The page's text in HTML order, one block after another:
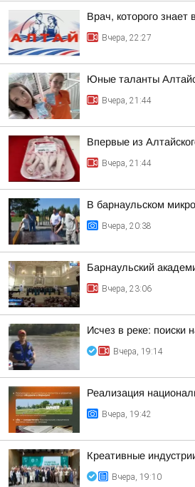
Врач, которого знает
Вчера, 22:27
Юные таланты
Вчера, 21:44
Впервые из
Вчера, 21:44
В барнаульском
Вчера, 20:38
Барнаульский
Вчера, 23:06
Исчез в реке: поиски
Вчера, 19:14
Реализация
Вчера, 19:42
Креативные
Вчера, 19:10